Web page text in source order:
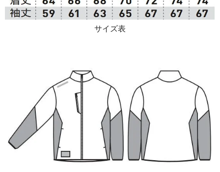
サイズ表